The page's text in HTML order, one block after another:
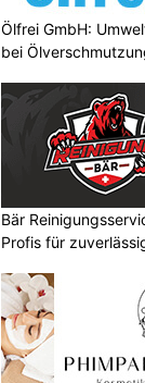
Ölfrei GmbH:
bei
Bär
Profis für